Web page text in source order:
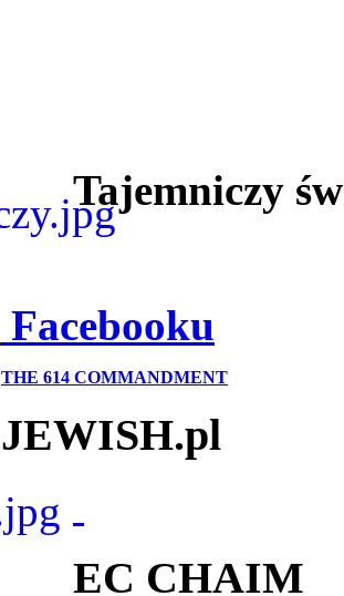
Tajemniczy
Facebooku
THE 614 COMMANDMENT
JEWISH.pl
EC CHAIM